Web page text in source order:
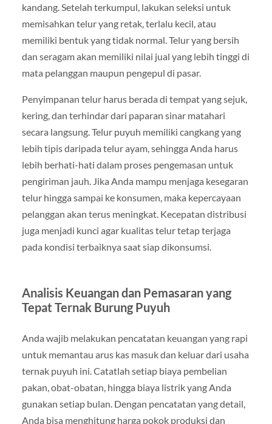
kandang. Setelah terkumpul, lakukan seleksi untuk
memisahkan telur yang retak, terlalu kecil, atau
memiliki bentuk yang tidak normal. Telur yang bersih
dan seragam akan memiliki nilai jual yang lebih tinggi di
mata pelanggan maupun pengepul di pasar.
Penyimpanan telur harus berada di tempat yang sejuk,
kering, dan terhindar dari paparan sinar matahari
secara langsung. Telur puyuh memiliki cangkang yang
lebih tipis daripada telur ayam, sehingga Anda harus
lebih berhati-hati dalam proses pengemasan untuk
pengiriman jauh. Jika Anda mampu menjaga kesegaran
telur hingga sampai ke konsumen, maka kepercayaan
pelanggan akan terus meningkat. Kecepatan distribusi
juga menjadi kunci agar kualitas telur tetap terjaga
pada kondisi terbaiknya saat siap dikonsumsi.
Analisis Keuangan dan Pemasaran yang
Tepat Ternak Burung Puyuh
Anda wajib melakukan pencatatan keuangan yang rapi
untuk memantau arus kas masuk dan keluar dari usaha
ternak puyuh ini. Catatlah setiap biaya pembelian
pakan, obat-obatan, hingga biaya listrik yang Anda
gunakan setiap bulan. Dengan pencatatan yang detail,
Anda bisa menghitung harga pokok produksi dan